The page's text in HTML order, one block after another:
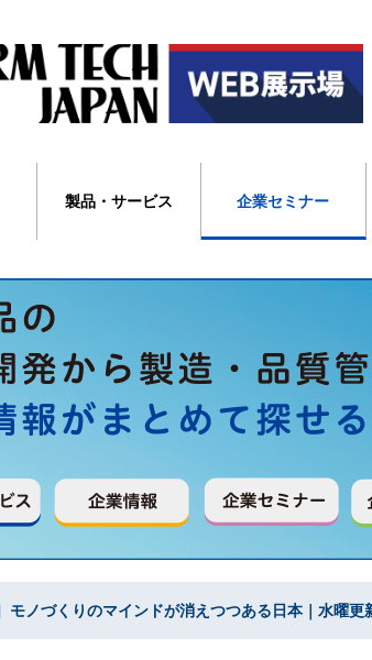
製品・サービス 企業セミナー
モノづくりのマインドが消えつつある日本｜水曜更